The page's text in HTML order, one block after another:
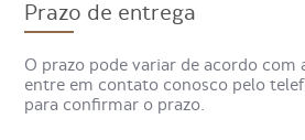
Prazo de entrega
O prazo pode variar de acordo com
entre em contato conosco pelo
para confirmar o prazo.